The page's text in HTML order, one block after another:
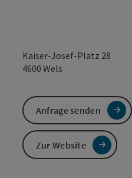
Kaiser-Josef-Platz 28
4600 Wels
Anfrage senden
Zur Website